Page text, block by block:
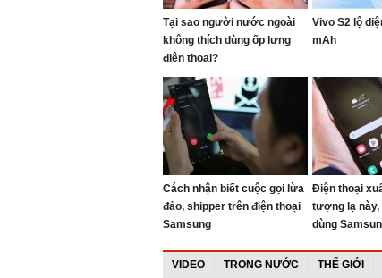
Tại sao người nước ngoài
không thích dùng ốp lưng
điện thoại?
Vivo S2 lộ
mAh
Cách nhận biết cuộc gọi lừa
đảo, shipper trên điện thoại
Samsung
Điện thoại
tượng lạ
dùng
VIDEO TRONG NƯỚC THẾ GIỚI